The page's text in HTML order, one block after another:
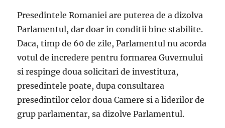
Presedintele Romaniei are puterea de a dizolva
Parlamentul, dar doar in conditii bine stabilite.
Daca, timp de 60 de zile, Parlamentul nu acorda
votul de incredere pentru formarea Guvernului
si respinge doua solicitari de investitura,
presedintele poate, dupa consultarea
presedintilor celor doua Camere si a liderilor de
grup parlamentar, sa dizolve Parlamentul.